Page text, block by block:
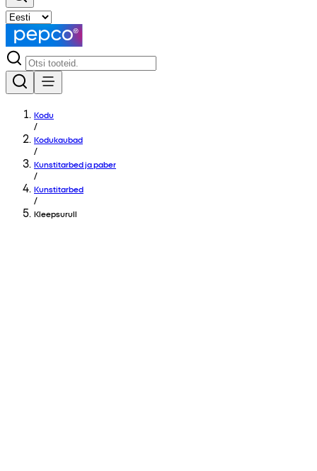
Kodu
/
Kodukaubad
/
Kunstitarbed ja paber
/
Kunstitarbed
/
Kleepsurull